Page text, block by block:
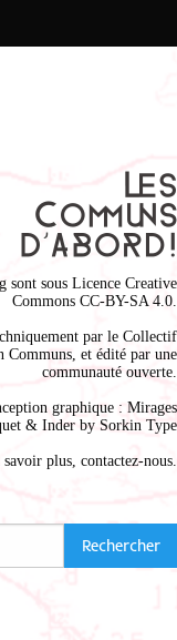
sont sous Licence Creative
Commons CC-BY-SA 4.0
par le Collectif
Communs , et édité par une
communauté ouverte.
graphique : Mirages
t & Inder by Sorkin Type
plus, contactez-nous